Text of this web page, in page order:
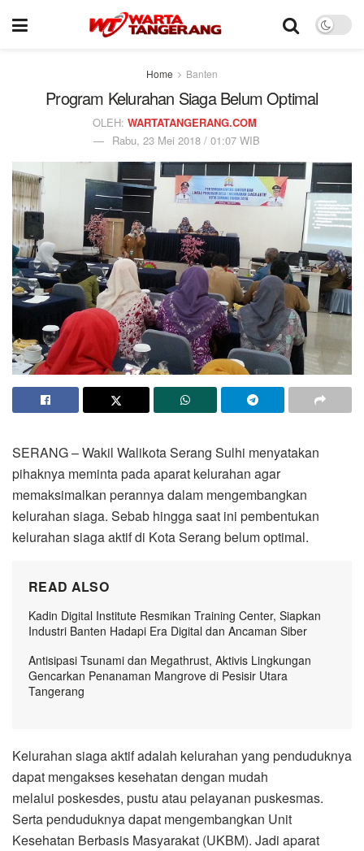
Home Banten
Program Kelurahan Siaga Belum Optimal
OLEH: WARTATANGERANG.COM
Rabu, 23 Mei 2018 / 01:07 WIB
SERANG – Wakil Walikota Serang Sulhi menyatakan
pihaknya meminta pada aparat kelurahan agar
memaksimalkan perannya dalam mengembangkan
kelurahan siaga. Sebab hingga saat ini pembentukan
kelurahan siaga aktif di Kota Serang belum optimal.
READ ALSO
Kadin Digital Institute Resmikan Training Center, Siapkan
Industri Banten Hadapi Era Digital dan Ancaman Siber
Antisipasi Tsunami dan Megathrust, Aktivis Lingkungan
Gencarkan Penanaman Mangrove di Pesisir Utara
Tangerang
Kelurahan siaga aktif adalah kelurahan yang penduduknya
dapat mengakses kesehatan dengan mudah
melalui poskesdes, pustu atau pelayanan puskesmas.
Serta penduduknya dapat mengembangkan Unit
Kesehatan Berbasis Masyarakat (UKBM). Jadi aparat